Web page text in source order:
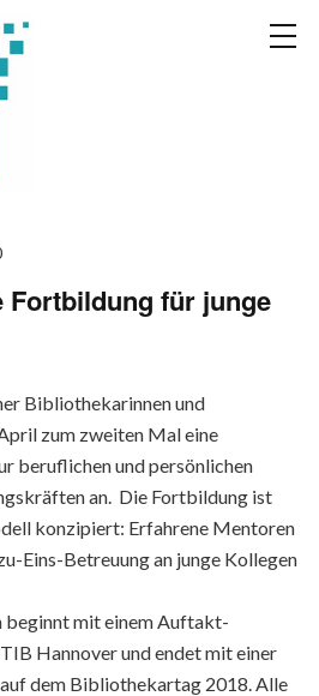
Fortbildung für junge
Bibliothekarinnen und
zum zweiten Mal eine
beruflichen und persönlichen
an. Die Fortbildung ist
konzipiert: Erfahrene Mentoren
Eins-Betreuung an junge Kollegen
beginnt mit einem Auftakt-
Hannover und endet mit einer
dem Bibliothekartag 2018. Alle